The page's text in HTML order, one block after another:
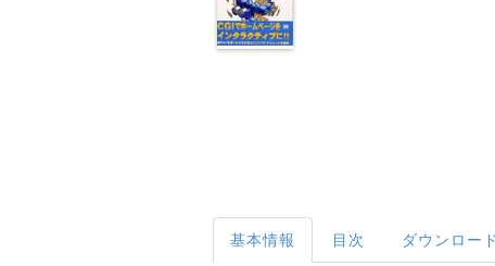
基本情報 目次 ダウンロード